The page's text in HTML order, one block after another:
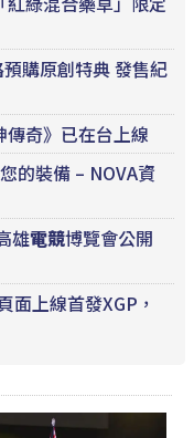
購原創特典 發售紀
傳奇》已在台上線
的裝備 – NOVA資
雄電競博覽會公開
面上線首發XGP，